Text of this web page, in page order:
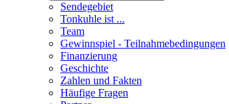
Sendegebiet
Tonkuhle ist ...
Team
Gewinnspiel - Teilnahmebedingungen
Finanzierung
Geschichte
Zahlen und Fakten
Häufige Fragen